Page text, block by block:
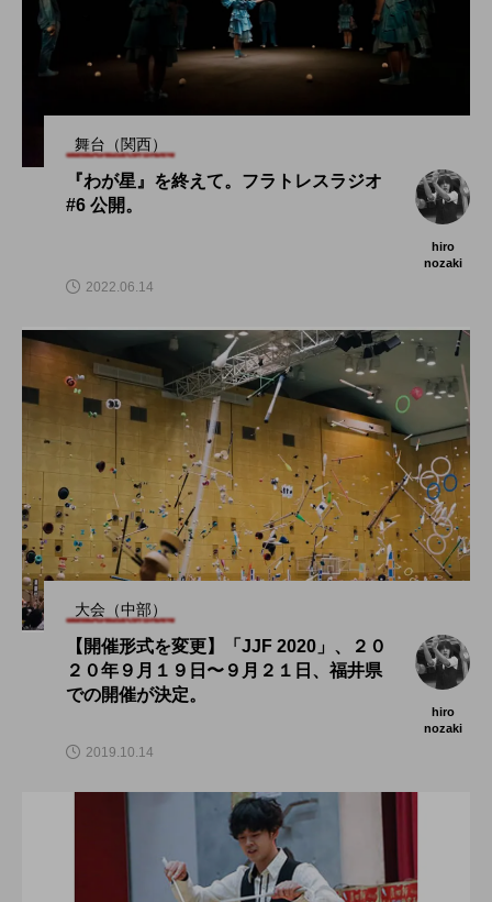
舞台（関西）
『わが星』を終えて。フラトレスラジオ
#6 公開。
hiro
nozaki
2022.06.14
大会（中部）
【開催形式を変更】「JJF 2020」、２０
２０年９月１９日〜９月２１日、福井県
での開催が決定。
hiro
nozaki
2019.10.14